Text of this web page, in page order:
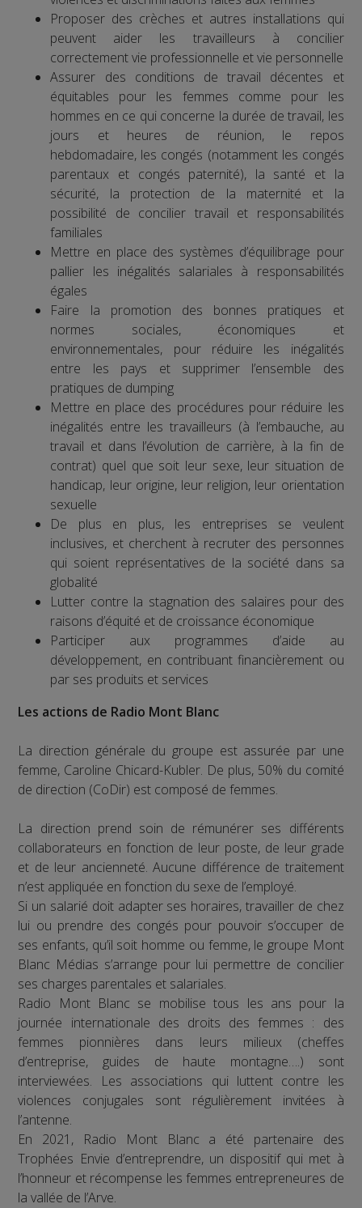
Proposer des crèches et autres installations qui
peuvent aider les travailleurs à concilier
correctement vie professionnelle et vie personnelle
Assurer des conditions de travail décentes et
équitables pour les femmes comme pour les
hommes en ce qui concerne la durée de travail, les
jours et heures de réunion, le repos
hebdomadaire, les congés (notamment les congés
parentaux et congés paternité), la santé et la
sécurité, la protection de la maternité et la
possibilité de concilier travail et responsabilités
familiales
Mettre en place des systèmes d’équilibrage pour
pallier les inégalités salariales à responsabilités
égales
Faire la promotion des bonnes pratiques et
normes sociales, économiques et
environnementales, pour réduire les inégalités
entre les pays et supprimer l’ensemble des
pratiques de dumping
Mettre en place des procédures pour réduire les
inégalités entre les travailleurs (à l’embauche, au
travail et dans l’évolution de carrière, à la fin de
contrat) quel que soit leur sexe, leur situation de
handicap, leur origine, leur religion, leur orientation
sexuelle
De plus en plus, les entreprises se veulent
inclusives, et cherchent à recruter des personnes
qui soient représentatives de la société dans sa
globalité
Lutter contre la stagnation des salaires pour des
raisons d’équité et de croissance économique
Participer aux programmes d’aide au
développement, en contribuant financièrement ou
par ses produits et services
Les actions de Radio Mont Blanc
La direction générale du groupe est assurée par une
femme, Caroline Chicard-Kubler. De plus, 50% du comité
de direction (CoDir) est composé de femmes.
La direction prend soin de rémunérer ses différents
collaborateurs en fonction de leur poste, de leur grade
et de leur ancienneté. Aucune différence de traitement
n’est appliquée en fonction du sexe de l’employé.
Si un salarié doit adapter ses horaires, travailler de chez
lui ou prendre des congés pour pouvoir s’occuper de
ses enfants, qu’il soit homme ou femme, le groupe Mont
Blanc Médias s’arrange pour lui permettre de concilier
ses charges parentales et salariales.
Radio Mont Blanc se mobilise tous les ans pour la
journée internationale des droits des femmes : des
femmes pionnières dans leurs milieux (cheffes
d’entreprise, guides de haute montagne….) sont
interviewées. Les associations qui luttent contre les
violences conjugales sont régulièrement invitées à
l’antenne.
En 2021, Radio Mont Blanc a été partenaire des
Trophées Envie d’entreprendre, un dispositif qui met à
l’honneur et récompense les femmes entrepreneures de
la vallée de l’Arve.